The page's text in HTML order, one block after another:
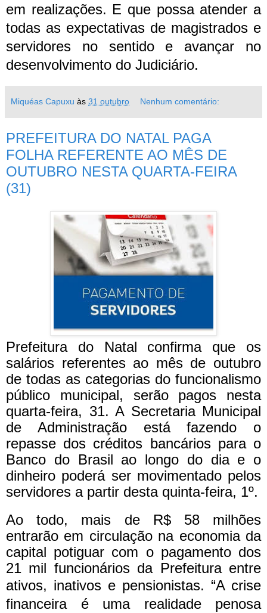
em realizações. E que possa atender a
todas as expectativas de magistrados e
servidores no sentido e avançar no
desenvolvimento do Judiciário.
Miquéas Capuxu às 31 outubro Nenhum comentário:
PREFEITURA DO NATAL PAGA
FOLHA REFERENTE AO MÊS DE
OUTUBRO NESTA QUARTA-FEIRA
(31)
Prefeitura do Natal confirma que os
salários referentes ao mês de outubro
de todas as categorias do funcionalismo
público municipal, serão pagos nesta
quarta-feira, 31. A Secretaria Municipal
de Administração está fazendo o
repasse dos créditos bancários para o
Banco do Brasil ao longo do dia e o
dinheiro poderá ser movimentado pelos
servidores a partir desta quinta-feira, 1º.
Ao todo, mais de R$ 58 milhões
entrarão em circulação na economia da
capital potiguar com o pagamento dos
21 mil funcionários da Prefeitura entre
ativos, inativos e pensionistas. “A crise
financeira é uma realidade penosa